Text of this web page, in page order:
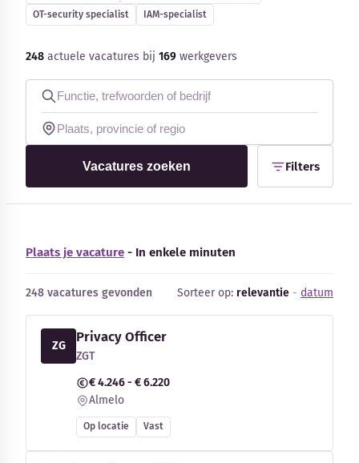
Kennisbank
Blog
Bedrijfsupdates
Externe bronnen
Woordenboek
Auteurs
OT-security specialist
IAM-specialist
248 actuele vacatures bij 169 werkgevers
Vacatures zoeken Filters
Plaats je vacature - In enkele minuten
248 vacatures gevonden Sorteer op: relevantie - datum
ZG
Privacy Officer
ZGT
€ 4.246 - € 6.220
Almelo
Op locatie Vast